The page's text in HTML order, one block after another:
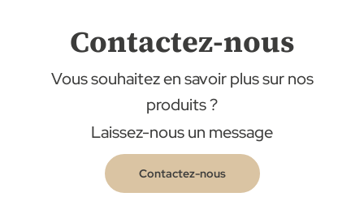
Contactez-nous
Vous souhaitez en savoir plus sur nos
produits ?
Laissez-nous un message
Contactez-nous